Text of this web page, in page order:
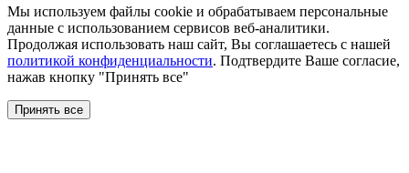
Мы используем файлы сookie и обрабатываем персональные
данные с использованием сервисов веб-аналитики.
Продолжая использовать наш сайт, Вы соглашаетесь с нашей
политикой конфиденциальности. Подтвердите Ваше согласие,
нажав кнопку "Принять все"
Принять все